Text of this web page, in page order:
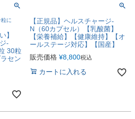
に
】
-
30粒
セン
【正規品】ヘルスチャージ-
N（60カプセル）【乳酸菌】
【栄養補給】【健康維持】【オ
ールステージ対応】【国産】
販売価格 ¥8,800税込
カートに入れる